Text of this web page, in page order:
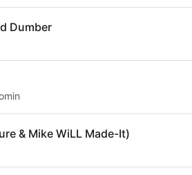
Dumber
& Mike WiLL Made-It)